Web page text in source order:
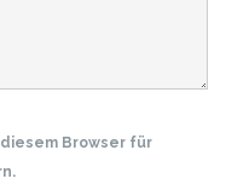
Browser für